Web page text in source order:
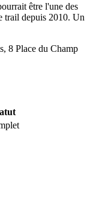
être l'une des
trail depuis 2010. Un
8 Place du Champ